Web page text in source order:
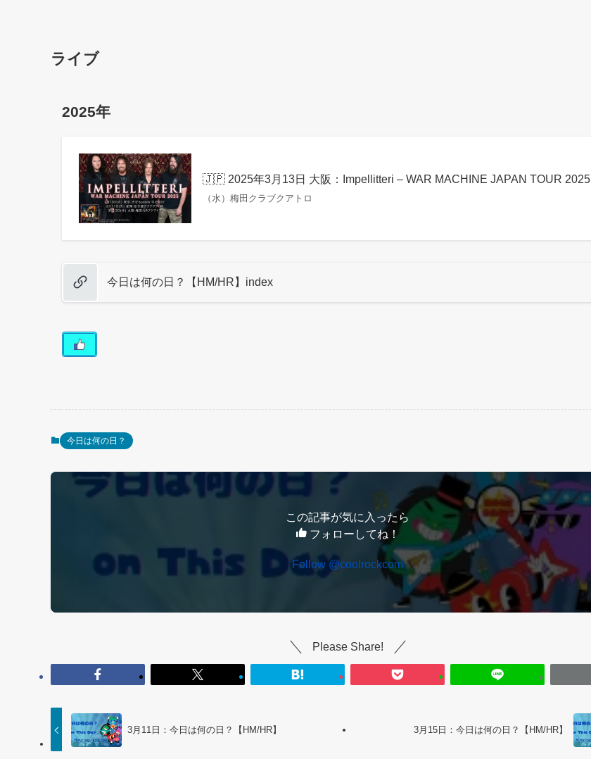
ライブ
2025年
🇯🇵 2025年3月13日 大阪：Impellitteri – WAR MACHINE JAPAN TOUR 2025
（水）梅田クラブクアトロ
今日は何の日？【HM/HR】index
今日は何の日？
この記事が気に入ったら
フォローしてね！
Follow @coolrockcom
Please Share!
3月11日：今日は何の日？【HM/HR】 3月15日：今日は何の日？【HM/HR】